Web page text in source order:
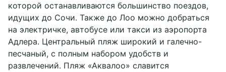
которой останавливаются большинство поездов,
идущих до Сочи. Также до Лоо можно добраться
на электричке, автобусе или такси из аэропорта
Адлера. Центральный пляж широкий и галечно-
песчаный, с полным набором удобств и
развлечений. Пляж «Аквалоо» славится